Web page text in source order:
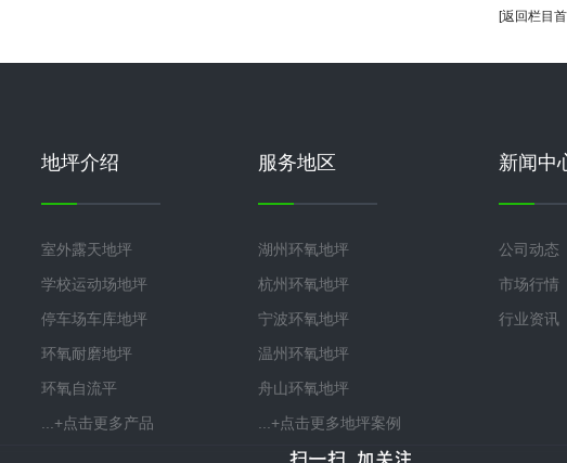
[返回栏目
地坪介绍
室外露天地坪
学校运动场地坪
停车场车库地坪
环氧耐磨地坪
环氧自流平
...+点击更多产品
服务地区
湖州环氧地坪
杭州环氧地坪
宁波环氧地坪
温州环氧地坪
舟山环氧地坪
...+点击更多地坪案例
新闻中
公司动态
市场行情
行业资讯